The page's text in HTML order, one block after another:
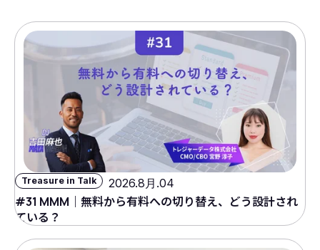
Treasure in Talk 2026.8月.04
#31 MMM｜無料から有料への切り替え、どう設計され
ている？